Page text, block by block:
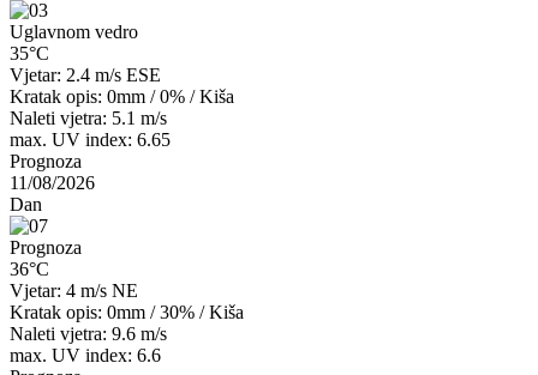
Uglavnom vedro
35°C
Vjetar: 2.4 m/s ESE
Kratak opis: 0mm /0% /Kiša
Naleti vjetra: 5.1 m/s
max. UV index: 6.65
Prognoza
11/08/2026
Dan
Prognoza
36°C
Vjetar: 4 m/s NE
Kratak opis: 0mm /30% /Kiša
Naleti vjetra: 9.6 m/s
max. UV index: 6.6